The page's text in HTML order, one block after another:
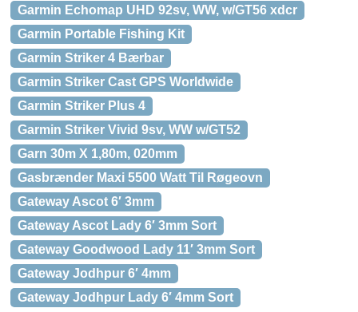
Garmin Echomap UHD 92sv, WW, w/GT56 xdcr
Garmin Portable Fishing Kit
Garmin Striker 4 Bærbar
Garmin Striker Cast GPS Worldwide
Garmin Striker Plus 4
Garmin Striker Vivid 9sv, WW w/GT52
Garn 30m X 1,80m, 020mm
Gasbrænder Maxi 5500 Watt Til Røgeovn
Gateway Ascot 6′ 3mm
Gateway Ascot Lady 6′ 3mm Sort
Gateway Goodwood Lady 11′ 3mm Sort
Gateway Jodhpur 6′ 4mm
Gateway Jodhpur Lady 6′ 4mm Sort